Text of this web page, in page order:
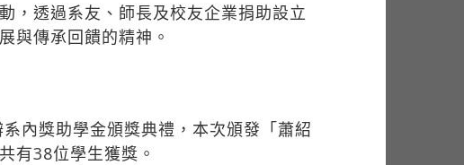
，透過系友、師長及校友企業捐助設立
與傳承回饋的精神。
內獎助學金頒獎典禮，本次頒發「蕭紹
有38位學生獲獎。